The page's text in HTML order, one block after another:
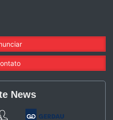
News